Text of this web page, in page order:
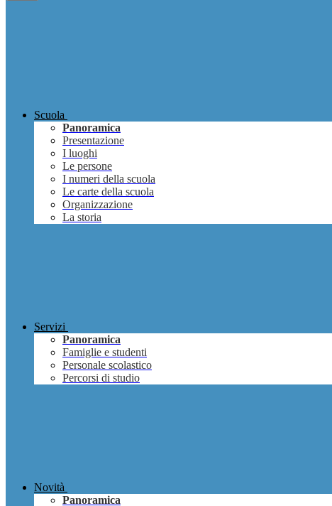
Scuola
Panoramica
Presentazione
I luoghi
Le persone
I numeri della scuola
Le carte della scuola
Organizzazione
La storia
Servizi
Panoramica
Famiglie e studenti
Personale scolastico
Percorsi di studio
Novità
Panoramica